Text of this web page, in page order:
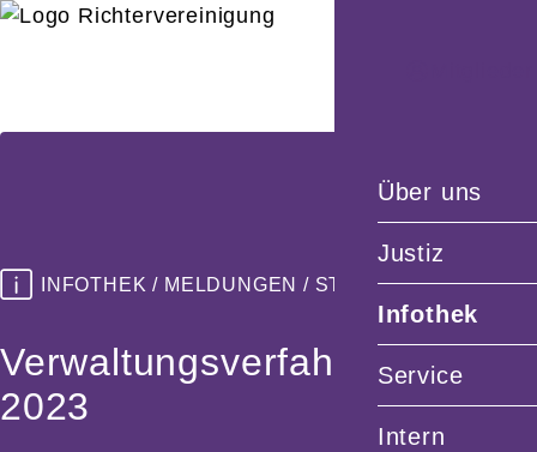
Zum
Über uns
Justiz
Infothek
Service
Intern
INFOTHEK / MELDUNGEN / STELLUNGNAHMEN
VerwaltungsverfahrensG
2023